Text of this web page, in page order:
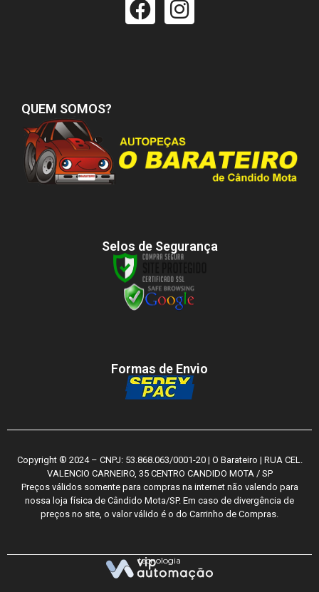
QUEM SOMOS?
Selos de Segurança
Formas de Envio
Copyright ® 2024 – CNPJ: 53.868.063/0001-20 | O Barateiro | RUA CEL.
VALENCIO CARNEIRO, 35 CENTRO CANDIDO MOTA / SP
Preços válidos somente para compras na internet não valendo para
nossa loja física de Cândido Mota/SP. Em caso de divergência de
preços no site, o valor válido é o do Carrinho de Compras.
tecnologia